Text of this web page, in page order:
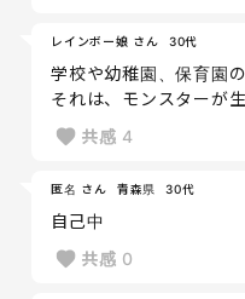
レインボー娘 さん 30代
学校や幼稚園、保育園
それは、モンスターが
共感 4
匿名 さん 青森県 30代
自己中
共感 0